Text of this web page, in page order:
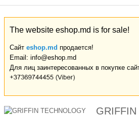
The website eshop.md is for sale!
Сайт eshop.md продается!
Email: info@eshop.md
Для лиц заинтересованных в покупке